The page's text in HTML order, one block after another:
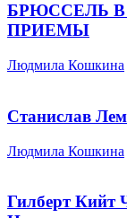
БРЮССЕЛЬ
ПРИЕМЫ
Людмила Кошкина
Станислав
Людмила Кошкина
Гилберт Кийт